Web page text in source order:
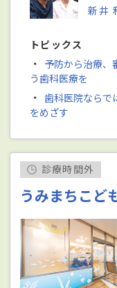
新井
トピックス
・ 予防から治療、
う歯科医療を
・ 歯科医院ならで
をめざす
診療時間外
うみまちこど